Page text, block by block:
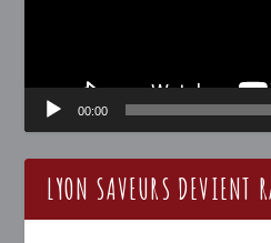
00:00
LYON SAVEURS DEVIENT